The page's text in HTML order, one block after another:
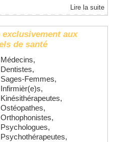
Lire la suite
aux
de santé
Médecins,
Dentistes,
Sages-Femmes,
Infirmièr(e)s,
Kinésithérapeutes,
Ostéopathes,
Orthophonistes,
Psychologues,
Psychothérapeutes,